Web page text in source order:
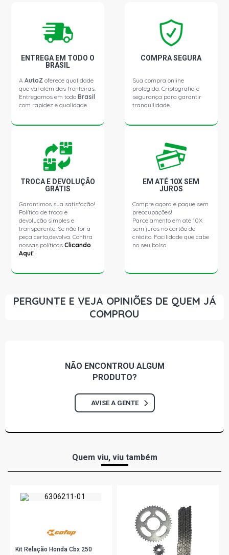
ENTREGA EM TODO O
BRASIL
AAutoZ oferece qualidade
que vai além das fronteiras.
Entregamos em todoBrasil
com rapidez e qualidade.
COMPRA SEGURA
Sua compra online
protegida. Criptografia e
segurança para garantir
tranquilidade.
TROCA E DEVOLUÇÃO
GRÁTIS
Garantimos sua satisfação!
Política de troca e
devolução simples e
transparente. Se não for a
peça certa,devolva. Confira
nossas políticasClicando
Aqui!
EM ATÉ 10X SEM
JUROS
Compre agora e pague sem
preocupações!
Parcelamento em até 10X
sem juros no cartão de
crédito. Facilidade que cabe
no seu bolso.
PERGUNTE E VEJA OPINIÕES DE QUEM JÁ
COMPROU
NÃO ENCONTROU ALGUM
PRODUTO?
AVISE A GENTE
Quem viu, viu também
Kit Relação Honda Cbx 250